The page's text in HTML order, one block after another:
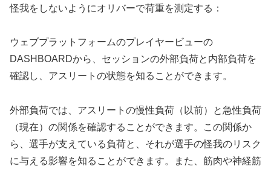
怪我をしないようにオリバーで荷重を測定する：
ウェブプラットフォームのプレイヤービューの
DASHBOARDから、セッションの外部負荷と内部負荷を
確認し、アスリートの状態を知ることができます。
外部負荷では、アスリートの慢性負荷（以前）と急性負荷
（現在）の関係を確認することができます。この関係か
ら、選手が支えている負荷と、それが選手の怪我のリスク
に与える影響を知ることができます。また、筋肉や神経筋